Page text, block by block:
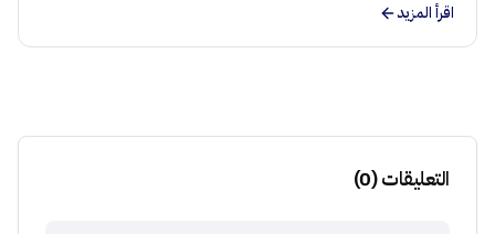
اقرأ المزيد
التعليقات(
0
)